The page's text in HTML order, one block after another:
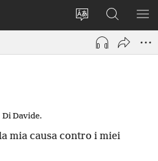
Modificare
lingua
Accedi
(apre
Cerca
JW.ORG
Di Davide.
mia causa contro i miei